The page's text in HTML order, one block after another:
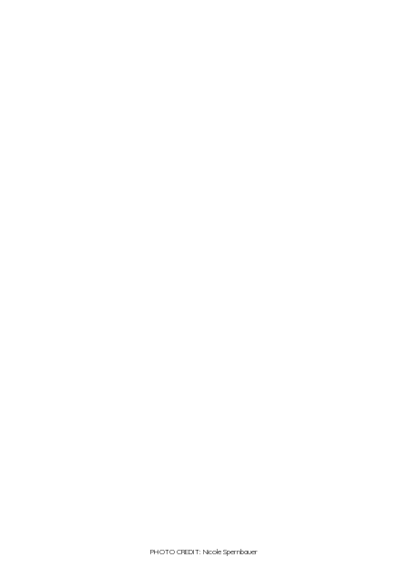
PHOTO CREDIT: Nicole Spernbauer